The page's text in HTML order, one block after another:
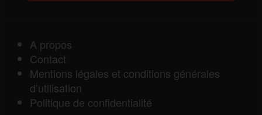
A propos
Contact
Mentions légales et conditions générales
d’utilisation
Politique de confidentialité